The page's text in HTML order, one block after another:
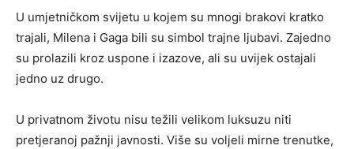
U umjetničkom svijetu u kojem su mnogi brakovi kratko
trajali, Milena i Gaga bili su simbol trajne ljubavi. Zajedno
su prolazili kroz uspone i izazove, ali su uvijek ostajali
jedno uz drugo.
U privatnom životu nisu težili velikom luksuzu niti
pretjeranoj pažnji javnosti. Više su voljeli mirne trenutke,